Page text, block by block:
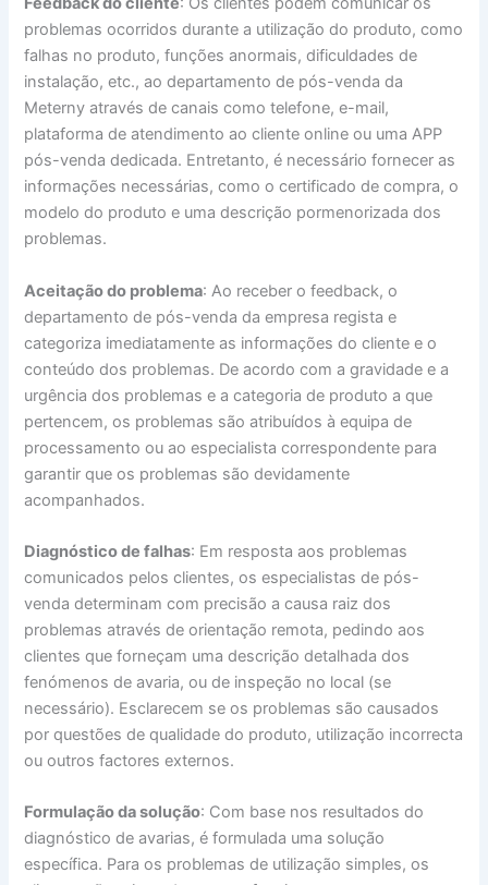
problemas ocorridos durante a utilização do produto, como
falhas no produto, funções anormais, dificuldades de
instalação, etc., ao departamento de pós-venda da
Meterny através de canais como telefone, e-mail,
plataforma de atendimento ao cliente online ou uma APP
pós-venda dedicada. Entretanto, é necessário fornecer as
informações necessárias, como o certificado de compra, o
modelo do produto e uma descrição pormenorizada dos
problemas.
Aceitação do problema: Ao receber o feedback, o
departamento de pós-venda da empresa regista e
categoriza imediatamente as informações do cliente e o
conteúdo dos problemas. De acordo com a gravidade e a
urgência dos problemas e a categoria de produto a que
pertencem, os problemas são atribuídos à equipa de
processamento ou ao especialista correspondente para
garantir que os problemas são devidamente
acompanhados.
Diagnóstico de falhas: Em resposta aos problemas
comunicados pelos clientes, os especialistas de pós-
venda determinam com precisão a causa raiz dos
problemas através de orientação remota, pedindo aos
clientes que forneçam uma descrição detalhada dos
fenómenos de avaria, ou de inspeção no local (se
necessário). Esclarecem se os problemas são causados
por questões de qualidade do produto, utilização incorrecta
ou outros factores externos.
Formulação da solução: Com base nos resultados do
diagnóstico de avarias, é formulada uma solução
específica. Para os problemas de utilização simples, os